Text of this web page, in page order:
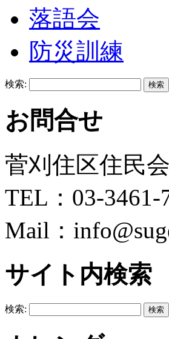
落語会
防災訓練
検索:
お問合せ
菅刈住区住民
TEL：03-3461-
Mail：
サイト内検索
検索: